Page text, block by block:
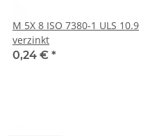
M 5X 8 ISO 7380-1 ULS 10.9
verzinkt
0,24 € *